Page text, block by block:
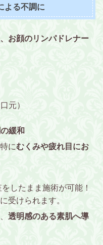
よる不調に
お顔のリンパドレナー
元）
緩和
にむくみや疲れ目にお
したまま施術が可能！
受けられます。
透明感のある素肌へ導